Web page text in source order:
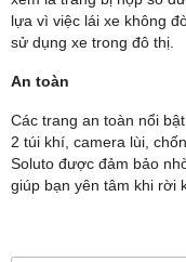
lựa vì việc lái xe không
sử dụng xe trong đô thị.
An toàn
Các trang an toàn nổi
2 túi khí, camera lùi,
Soluto được đảm bảo
giúp bạn yên tâm khi rời